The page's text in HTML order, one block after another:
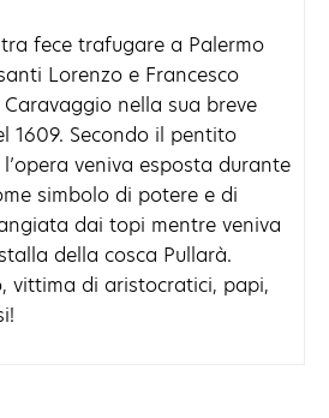
fece trafugare a Palermo
Lorenzo e Francesco
nella sua breve
1609. Secondo il pentito
veniva esposta durante
simbolo di potere e di
dai topi mentre veniva
della cosca Pullarà.
vittima di aristocratici, papi,